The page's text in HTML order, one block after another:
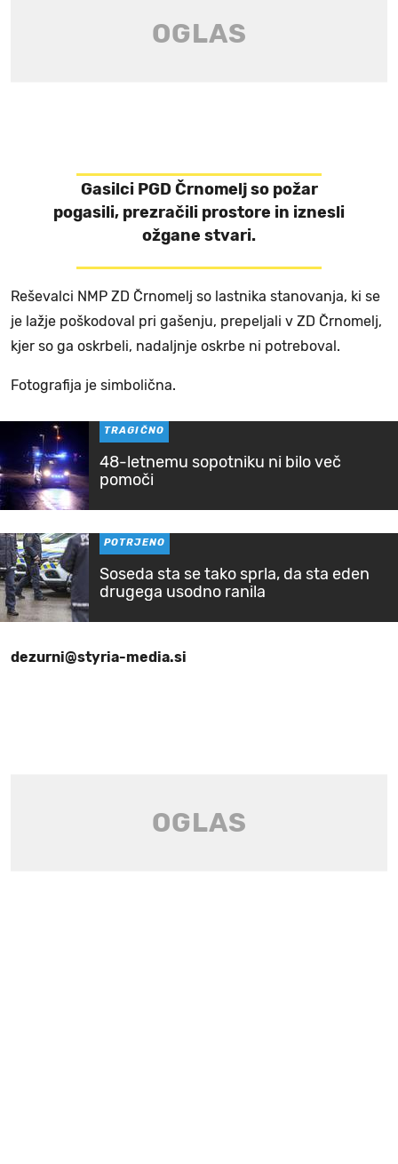
Gasilci PGD Črnomelj so požar
pogasili, prezračili prostore in iznesli
ožgane stvari.
Reševalci NMP ZD Črnomelj so lastnika stanovanja, ki se
je lažje poškodoval pri gašenju, prepeljali v ZD Črnomelj,
kjer so ga oskrbeli, nadaljnje oskrbe ni potreboval.
Fotografija je simbolična.
TRAGIČNO
48-letnemu sopotniku ni bilo več
pomoči
POTRJENO
Soseda sta se tako sprla, da sta eden
drugega usodno ranila
dezurni@styria-media.si